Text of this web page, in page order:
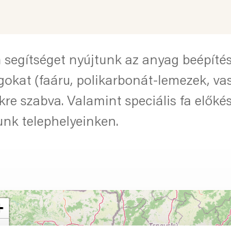
segítséget nyújtunk az anyag
(faáru, polikarbonát-lemezek,
szabva. Valamint speciális fa
telephelyeinken.